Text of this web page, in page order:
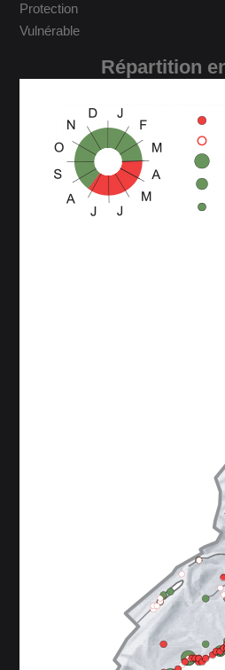
Protection
Vulnérable
Répartition